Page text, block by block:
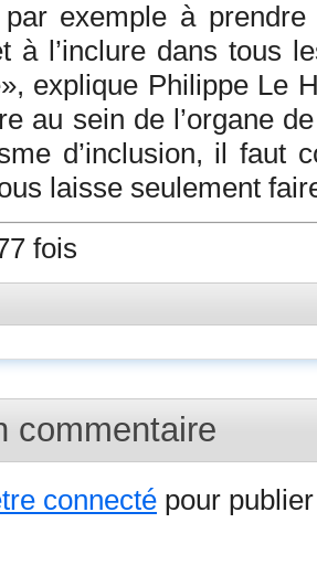
par exemple à
à l’inclure dans tous
explique Philippe Le
au sein de l’organe
d’inclusion, il faut
laisse seulement
fois
commentaire
connecté pour